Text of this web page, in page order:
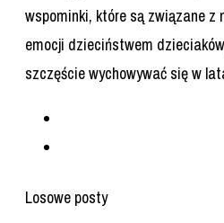
wspominki, które są związane z
emocji dzieciństwem
szczęście wychowywać się w
Losowe posty